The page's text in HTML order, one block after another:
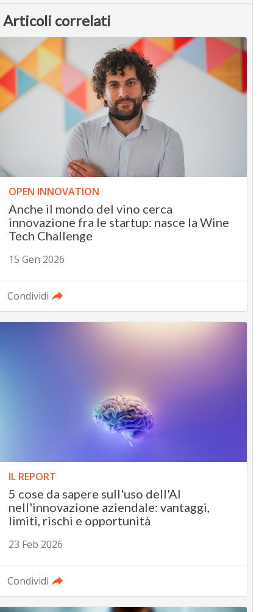
Articoli correlati
OPEN INNOVATION
Anche il mondo del vino cerca
innovazione fra le startup: nasce la Wine
Tech Challenge
15 Gen 2026
Condividi
IL REPORT
5 cose da sapere sull'uso dell'AI
nell'innovazione aziendale: vantaggi,
limiti, rischi e opportunità
23 Feb 2026
Condividi